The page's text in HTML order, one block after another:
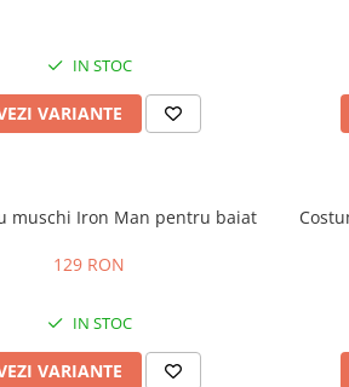
IN STOC
VARIANTE
muschi Iron Man pentru baiat
129 RON
IN STOC
VARIANTE